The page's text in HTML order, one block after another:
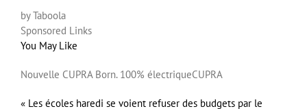
by Taboola
Sponsored Links
You May Like
Nouvelle CUPRA Born. 100% électriqueCUPRA
« Les écoles haredi se voient refuser des budgets par le